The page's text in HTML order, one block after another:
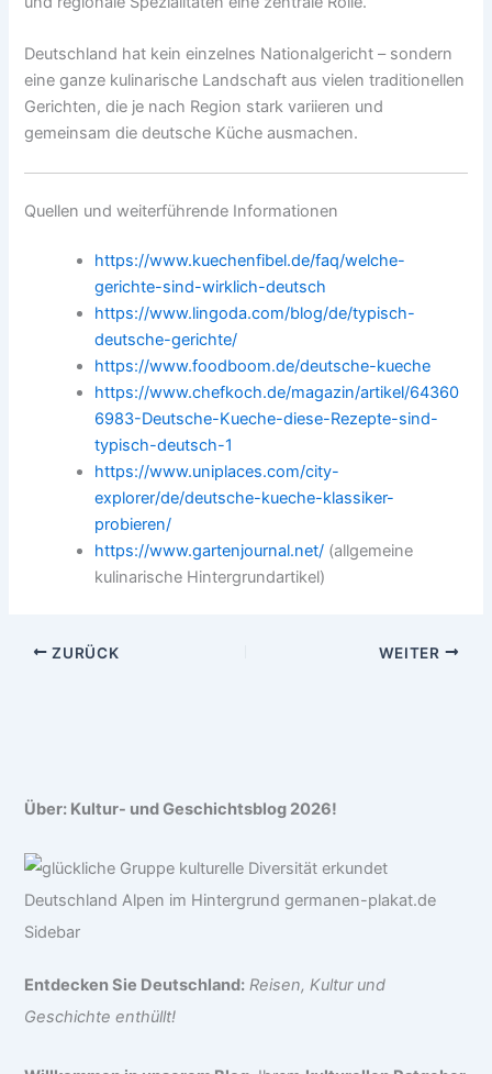
Deutschland hat kein einzelnes Nationalgericht – sondern
eine ganze kulinarische Landschaft aus vielen traditionellen
Gerichten, die je nach Region stark variieren und
gemeinsam die deutsche Küche ausmachen.
Quellen und weiterführende Informationen
https://www.kuechenfibel.de/faq/welche-
gerichte-sind-wirklich-deutsch
https://www.lingoda.com/blog/de/typisch-
deutsche-gerichte/
https://www.foodboom.de/deutsche-kueche
https://www.chefkoch.de/magazin/artikel/64360
6983-Deutsche-Kueche-diese-Rezepte-sind-
typisch-deutsch-1
https://www.uniplaces.com/city-
explorer/de/deutsche-kueche-klassiker-
probieren/
https://www.gartenjournal.net/ (allgemeine
kulinarische Hintergrundartikel)
ZURÜCK WEITER
Über: Kultur- und Geschichtsblog 2026!
Entdecken Sie Deutschland: Reisen, Kultur und
Geschichte enthüllt!